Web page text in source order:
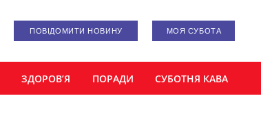
ПОВІДОМИТИ НОВИНУ МОЯ СУБОТА
ЗДОРОВ’Я ПОРАДИ СУБОТНЯ КАВА